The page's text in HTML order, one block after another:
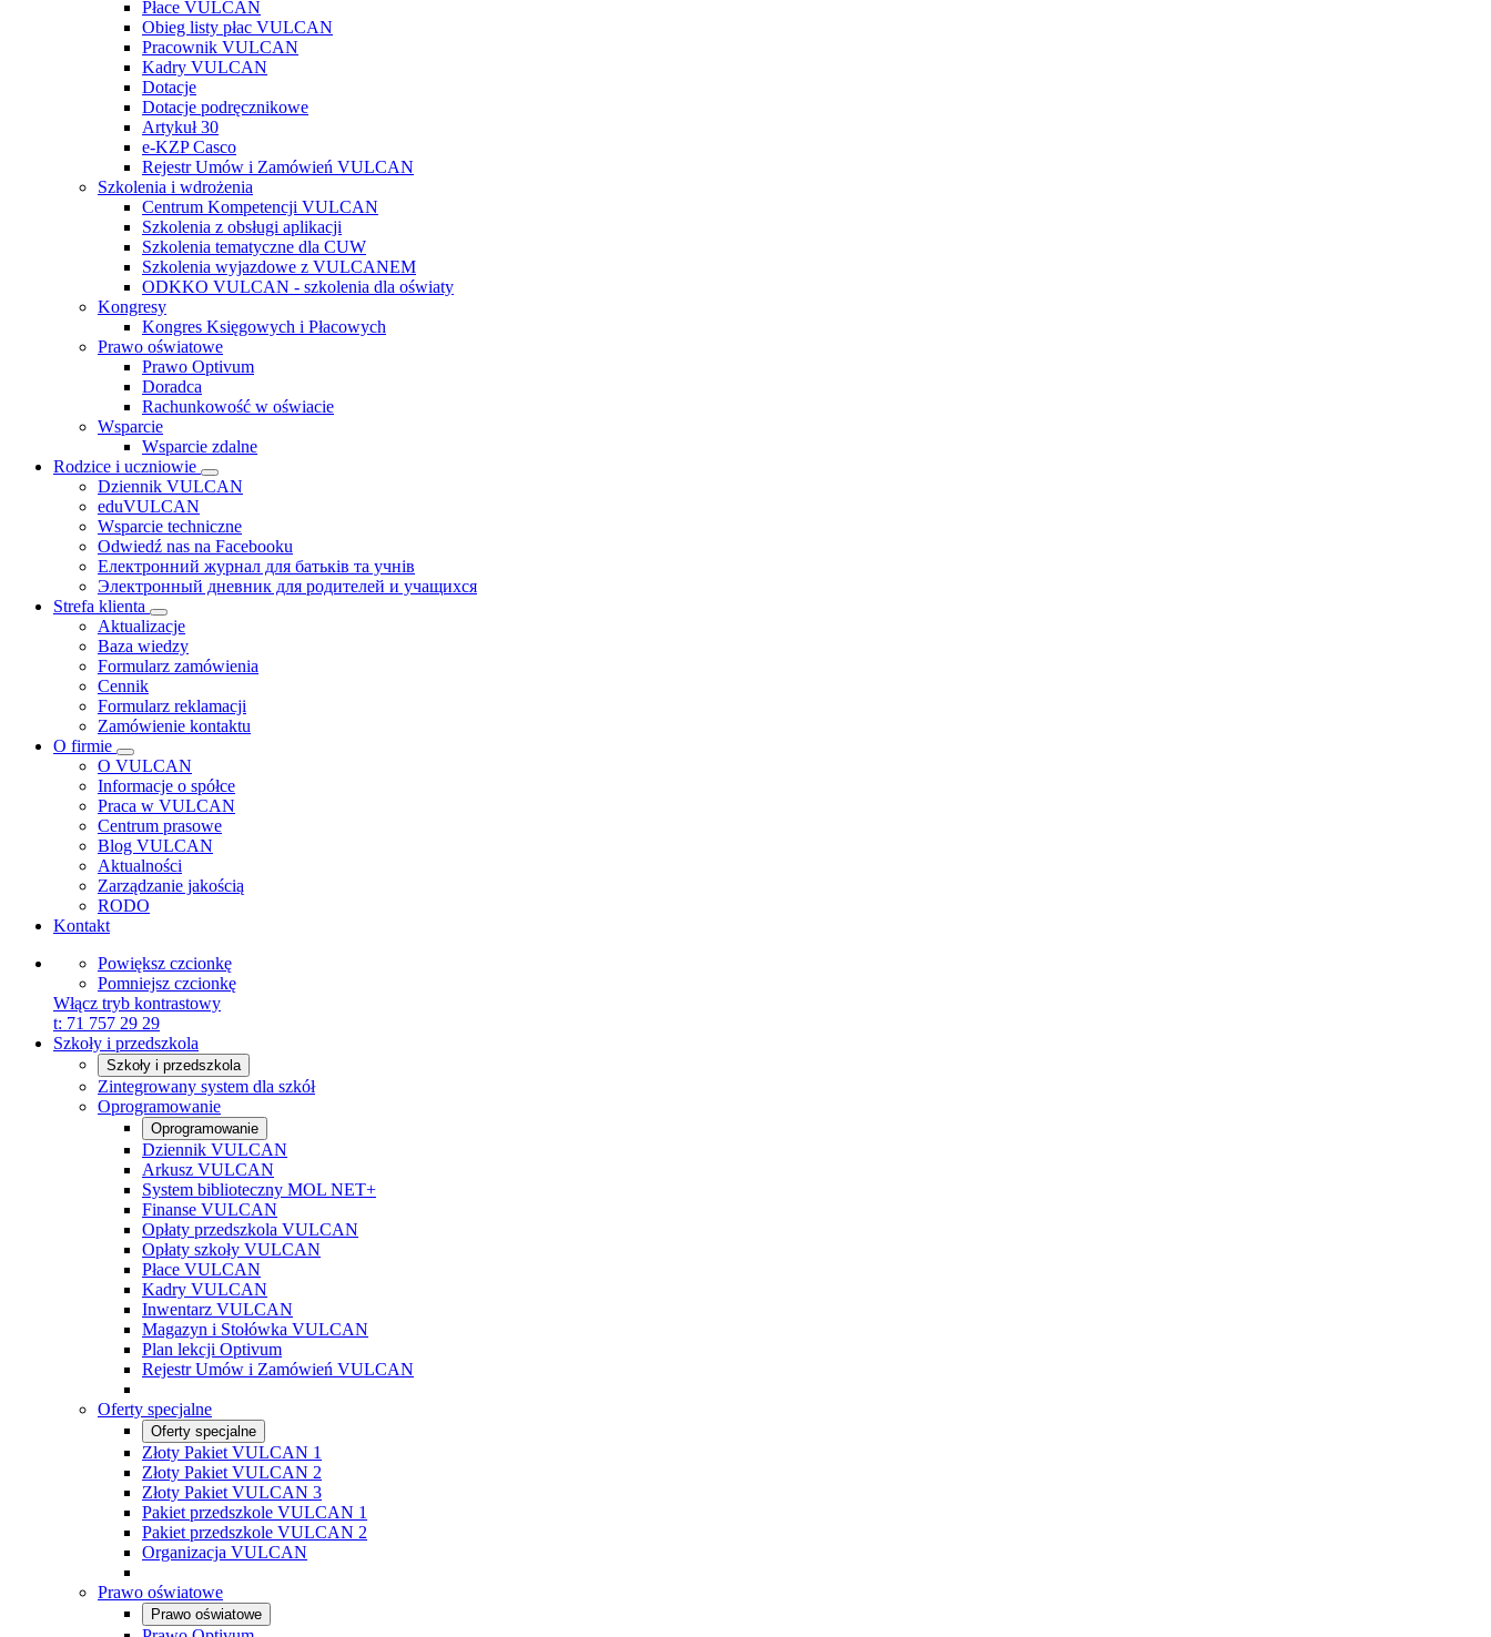
Płace VULCAN
Obieg listy płac VULCAN
Pracownik VULCAN
Kadry VULCAN
Dotacje
Dotacje podręcznikowe
Artykuł 30
e-KZP Casco
Rejestr Umów i Zamówień VULCAN
Szkolenia i wdrożenia
Centrum Kompetencji VULCAN
Szkolenia z obsługi aplikacji
Szkolenia tematyczne dla CUW
Szkolenia wyjazdowe z VULCANEM
ODKKO VULCAN - szkolenia dla oświaty
Kongresy
Kongres Księgowych i Płacowych
Prawo oświatowe
Prawo Optivum
Doradca
Rachunkowość w oświacie
Wsparcie
Wsparcie zdalne
Rodzice i uczniowie
Dziennik VULCAN
eduVULCAN
Wsparcie techniczne
Odwiedź nas na Facebooku
Електронний журнал для батьків та учнів
Электронный дневник для родителей и учащихся
Strefa klienta
Aktualizacje
Baza wiedzy
Formularz zamówienia
Cennik
Formularz reklamacji
Zamówienie kontaktu
O firmie
O VULCAN
Informacje o spółce
Praca w VULCAN
Centrum prasowe
Blog VULCAN
Aktualności
Zarządzanie jakością
RODO
Kontakt
Powiększ czcionkę
Pomniejsz czcionkę
Włącz tryb kontrastowy
t: 71 757 29 29
Szkoły i przedszkola
Szkoły i przedszkola
Zintegrowany system dla szkół
Oprogramowanie
Oprogramowanie
Dziennik VULCAN
Arkusz VULCAN
System biblioteczny MOL NET+
Finanse VULCAN
Opłaty przedszkola VULCAN
Opłaty szkoły VULCAN
Płace VULCAN
Kadry VULCAN
Inwentarz VULCAN
Magazyn i Stołówka VULCAN
Plan lekcji Optivum
Rejestr Umów i Zamówień VULCAN
Oferty specjalne
Oferty specjalne
Złoty Pakiet VULCAN 1
Złoty Pakiet VULCAN 2
Złoty Pakiet VULCAN 3
Pakiet przedszkole VULCAN 1
Pakiet przedszkole VULCAN 2
Organizacja VULCAN
Prawo oświatowe
Prawo oświatowe